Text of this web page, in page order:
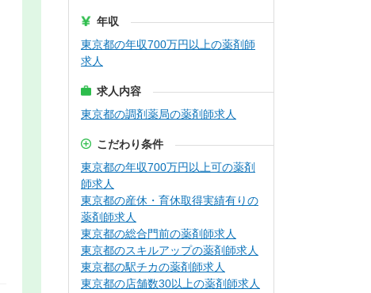
年収
東京都の年収700万円以上の薬剤師
求人
求人内容
東京都の調剤薬局の薬剤師求人
こだわり条件
東京都の年収700万円以上可の薬剤
師求人
東京都の産休・育休取得実績有りの
薬剤師求人
東京都の総合門前の薬剤師求人
東京都のスキルアップの薬剤師求人
東京都の駅チカの薬剤師求人
東京都の店舗数30以上の薬剤師求人